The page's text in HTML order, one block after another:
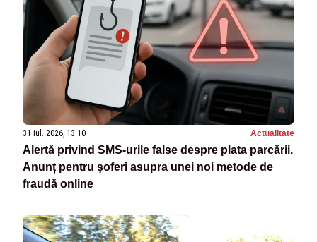
31 iul. 2026, 13:10 Actualitate
Alertă privind SMS-urile false despre plata parcării.
Anunț pentru șoferi asupra unei noi metode de
fraudă online